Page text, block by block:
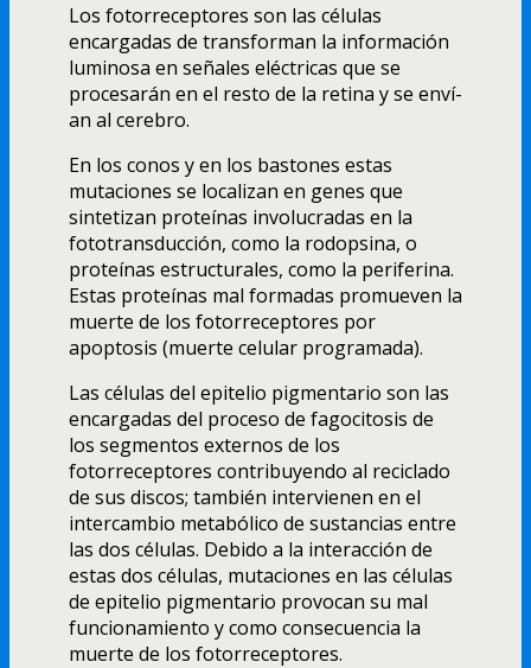
Los fotorreceptores son las células
encargadas de transforman la información
luminosa en señales eléctricas que se
procesarán en el resto de la retina y se enví­
an al cerebro.
En los conos y en los bastones estas
mutaciones se localizan en genes que
sintetizan proteí­nas involucradas en la
fototransducción, como la rodopsina, o
proteí­nas estructurales, como la periferina.
Estas proteí­nas mal formadas promueven la
muerte de los fotorreceptores por
apoptosis (muerte celular programada).
Las células del epitelio pigmentario son las
encargadas del proceso de fagocitosis de
los segmentos externos de los
fotorreceptores contribuyendo al reciclado
de sus discos; también intervienen en el
intercambio metabólico de sustancias entre
las dos células. Debido a la interacción de
estas dos células, mutaciones en las células
de epitelio pigmentario provocan su mal
funcionamiento y como consecuencia la
muerte de los fotorreceptores.